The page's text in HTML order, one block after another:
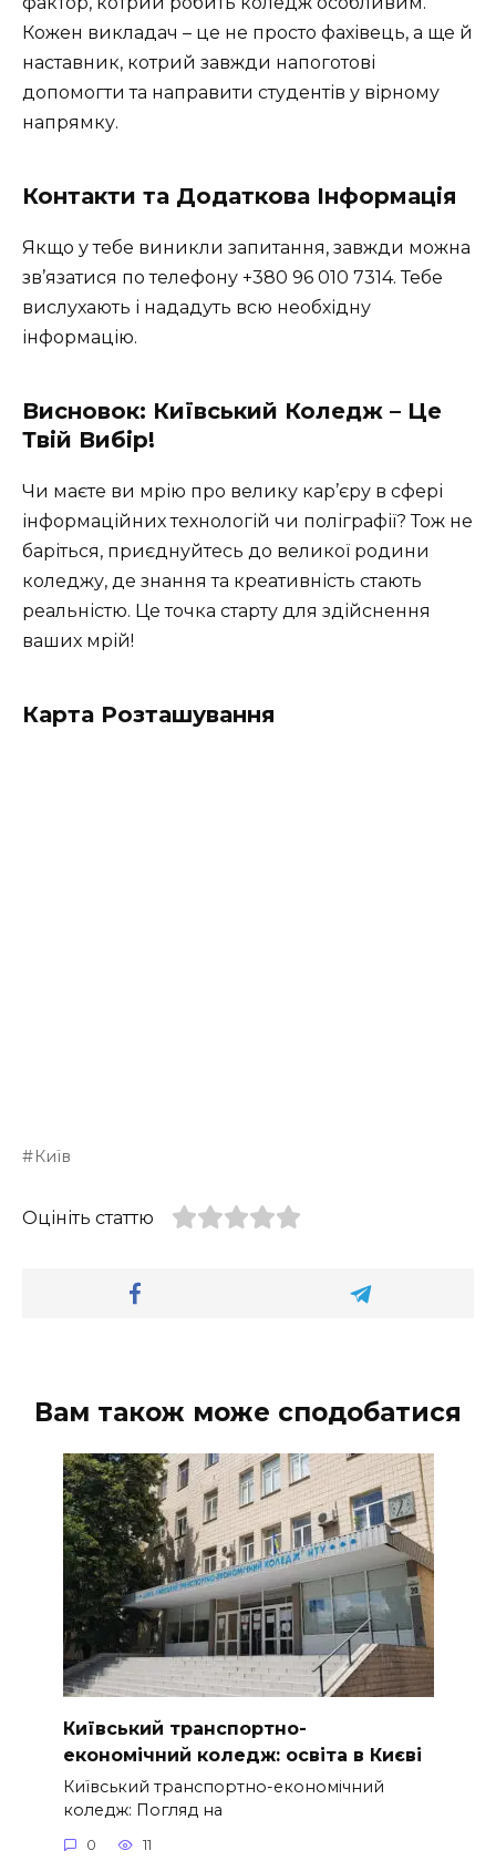
Кожен викладач – це не просто фахівець, а ще й
наставник, котрий завжди напоготові
допомогти та направити студентів у вірному
напрямку.
Контакти та Додаткова Інформація
Якщо у тебе виникли запитання, завжди можна
зв’язатися по телефону +380 96 010 7314. Тебе
вислухають і нададуть всю необхідну
інформацію.
Висновок: Київський Коледж – Це
Твій Вибір!
Чи маєте ви мрію про велику кар’єру в сфері
інформаційних технологій чи поліграфії? Тож не
баріться, приєднуйтесь до великої родини
коледжу, де знання та креативність стають
реальністю. Це точка старту для здійснення
ваших мрій!
Карта Розташування
Київ
Оцініть статтю
Вам також може сподобатися
Київський транспортно-
економічний коледж: освіта в Києві
Київський транспортно-економічний
коледж: Погляд на
0 11